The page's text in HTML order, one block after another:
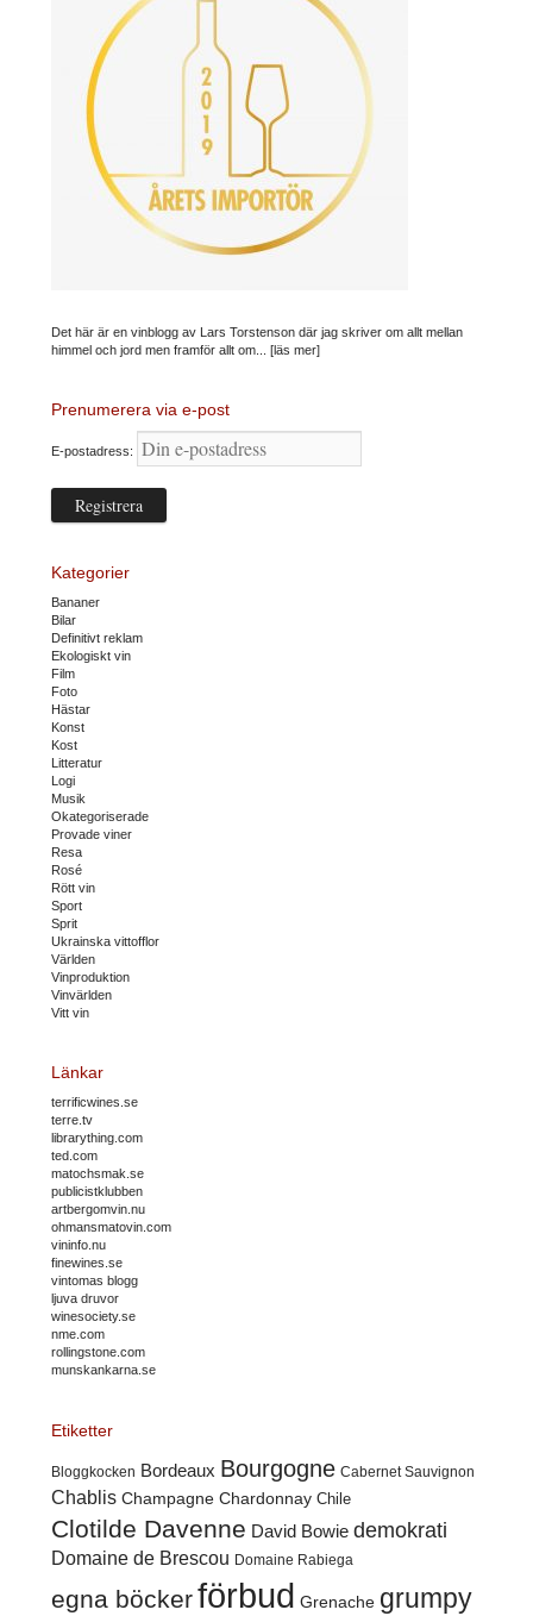
Det här är en vinblogg av Lars Torstenson där jag skriver om allt mellan
himmel och jord men framför allt om... [läs mer]
Prenumerera via e-post
E-postadress:
Kategorier
Bananer
Bilar
Definitivt reklam
Ekologiskt vin
Film
Foto
Hästar
Konst
Kost
Litteratur
Logi
Musik
Okategoriserade
Provade viner
Resa
Rosé
Rött vin
Sport
Sprit
Ukrainska vittofflor
Världen
Vinproduktion
Vinvärlden
Vitt vin
Länkar
terrificwines.se
terre.tv
librarything.com
ted.com
matochsmak.se
publicistklubben
artbergomvin.nu
ohmansmatovin.com
vininfo.nu
finewines.se
vintomas blogg
ljuva druvor
winesociety.se
nme.com
rollingstone.com
munskankarna.se
Etiketter
Bloggkocken Bordeaux Bourgogne Cabernet Sauvignon
Chablis Champagne Chardonnay Chile
Clotilde Davenne David Bowie demokrati
Domaine de Brescou Domaine Rabiega
egna böckerförbud Grenache grumpy